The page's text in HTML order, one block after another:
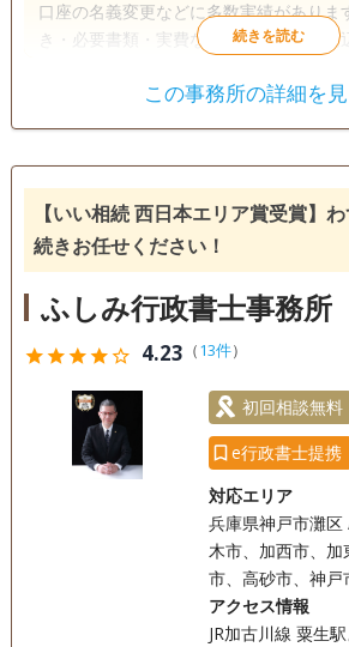
口座の名義変更などに多数実績がありま
き・必要書類・実費など、相続（その周
高校・慶應義塾大学出身ですので、他の
遺産分割
相続人調査
この事務所の詳細を
【いい相続 西日本エリア賞受賞】
続きお任せください！
ふしみ行政書士事務所
starstarstarstarstar_outline 4.23 （13件）
初回相談無料
e行政書士提携
対応エリア
兵庫県神戸市灘
木市、加西市、
市、高砂市、神戸
アクセス情報
JR加古川線 粟生